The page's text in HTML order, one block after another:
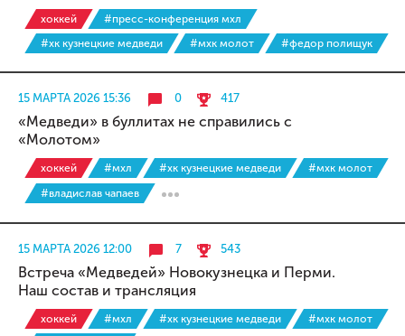
хоккей
#пресс-конференция мхл
#хк кузнецкие медведи
#мхк молот #федор полищук
15 МАРТА 2026 15:36 0 417
«Медведи» в буллитах не справились с
«Молотом»
хоккей #мхл #хк кузнецкие медведи
#мхк молот
#владислав чапаев
15 МАРТА 2026 12:00 7 543
Встреча «Медведей» Новокузнецка и Перми.
Наш состав и трансляция
хоккей #мхл #хк кузнецкие медведи
#мхк молот